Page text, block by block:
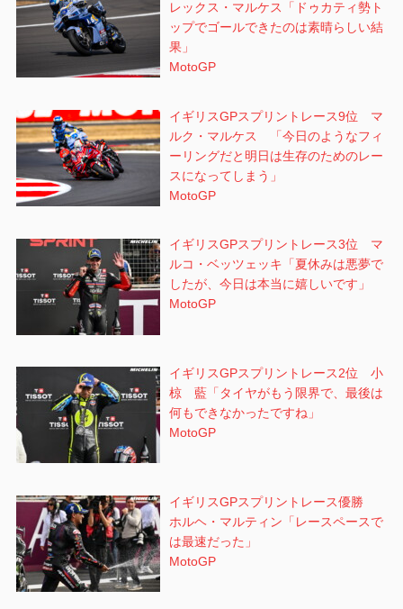
レックス・マルケス「ドゥカティ勢ト
ップでゴールできたのは素晴らしい結
果」
MotoGP
イギリスGPスプリントレース9位 マ
ルク・マルケス 「今日のようなフィ
ーリングだと明日は生存のためのレー
スになってしまう」
MotoGP
イギリスGPスプリントレース3位 マ
ルコ・ベッツェッキ「夏休みは悪夢で
したが、今日は本当に嬉しいです」
MotoGP
イギリスGPスプリントレース2位 小
椋 藍「タイヤがもう限界で、最後は
何もできなかったですね」
MotoGP
イギリスGPスプリントレース優勝
ホルヘ・マルティン「レースペースで
は最速だった」
MotoGP